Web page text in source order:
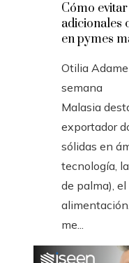
Cómo
adicionales
en pymes
Otilia
semana
Malasia
exportador
sólidas en
tecnología,
de palma),
me...